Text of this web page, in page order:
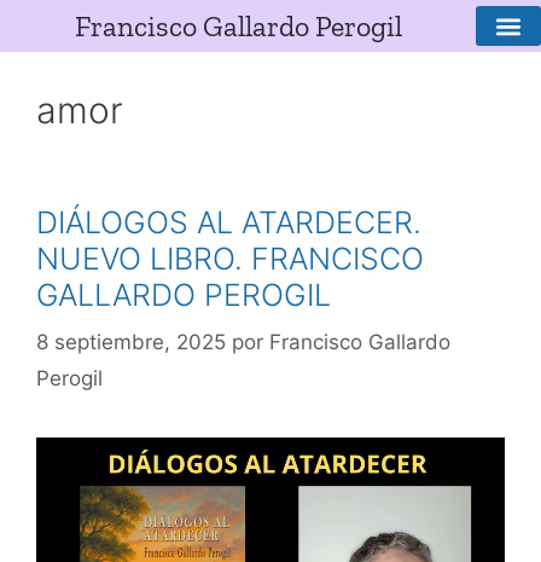
Francisco Gallardo Perogil
amor
DIÁLOGOS AL ATARDECER.
NUEVO LIBRO. FRANCISCO
GALLARDO PEROGIL
8 septiembre, 2025 por Francisco Gallardo
Perogil